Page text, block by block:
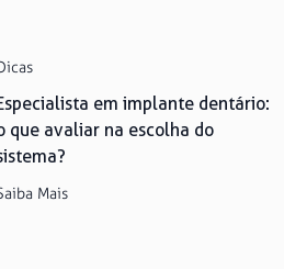
em implante dentário:
que avaliar na escolha do
Mais